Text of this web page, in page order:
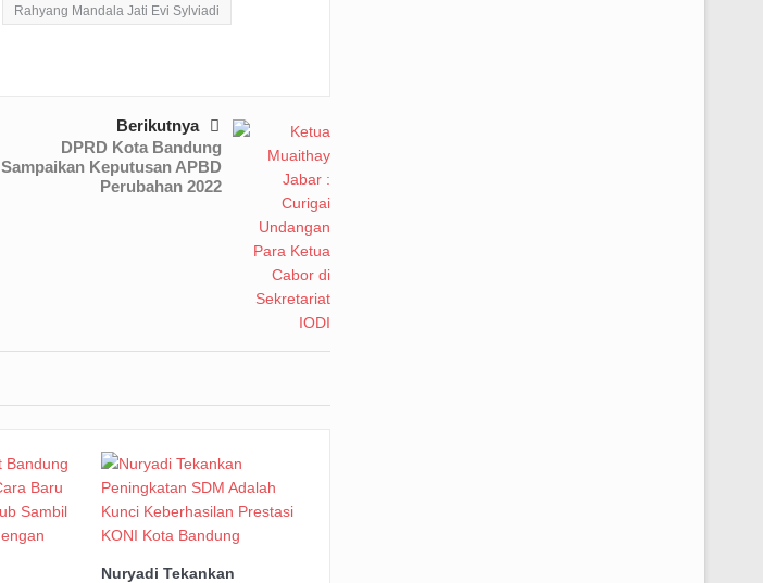
Rahyang Mandala Jati Evi Sylviadi
Berikutnya
DPRD Kota Bandung
Sampaikan Keputusan APBD
Perubahan 2022
Nuryadi Tekankan